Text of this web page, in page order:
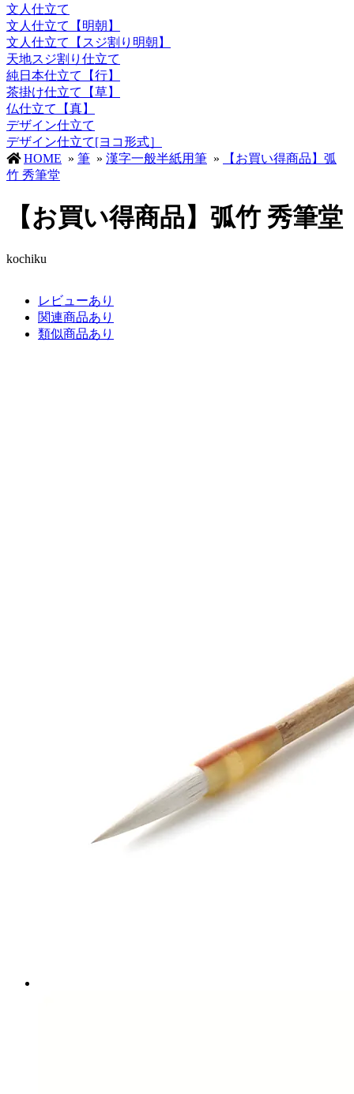
文人仕立て
文人仕立て【明朝】
文人仕立て【スジ割り明朝】
天地スジ割り仕立て
純日本仕立て【行】
茶掛け仕立て【草】
仏仕立て【真】
デザイン仕立て
デザイン仕立て[ヨコ形式］
HOME » 筆 » 漢字一般半紙用筆 »
【お買い得商品】弧
竹 秀筆堂
【お買い得商品】弧竹 秀筆堂
kochiku
レビューあり
関連商品あり
類似商品あり